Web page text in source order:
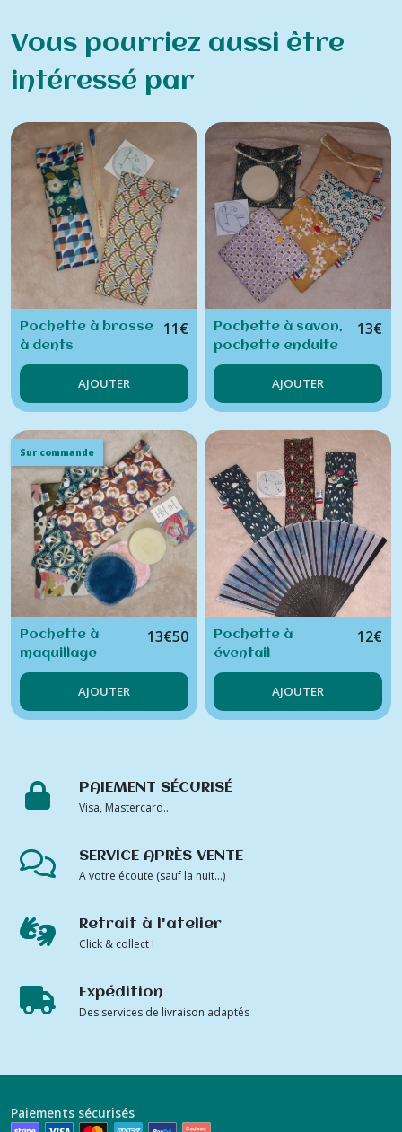
Vous pourriez aussi être
intéressé par
Pochette à brosse
à dents
11€
AJOUTER
Pochette à savon,
pochette enduite
doublée d'éponge
13€
AJOUTER
Sur commande
Pochette à
maquillage
13€50
AJOUTER
Pochette à
éventail
12€
AJOUTER
PAIEMENT SÉCURISÉ
Visa, Mastercard...
SERVICE APRÈS VENTE
A votre écoute (sauf la nuit...)
Retrait à l'atelier
Click & collect !
Expédition
Des services de livraison adaptés
Paiements sécurisés